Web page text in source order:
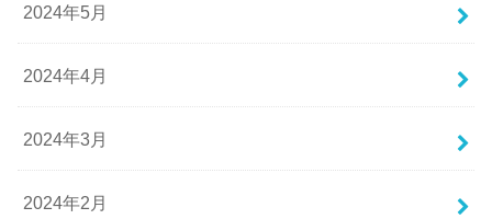
2024年5月
2024年4月
2024年3月
2024年2月